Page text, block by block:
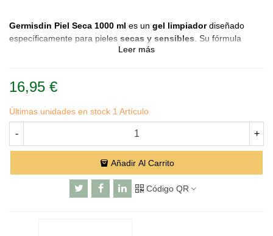
Germisdin Piel Seca 1000 ml es un gel limpiadordiseñado
específicamente para pieles secas y sensibles . Su fórmula
suave y rica en ingredientes hidratantes mantiene la piel limpia,
Leer más
16,95 €
Últimas unidades en stock 1 Artículo
- +
Añadir Al Carrito
Código QR